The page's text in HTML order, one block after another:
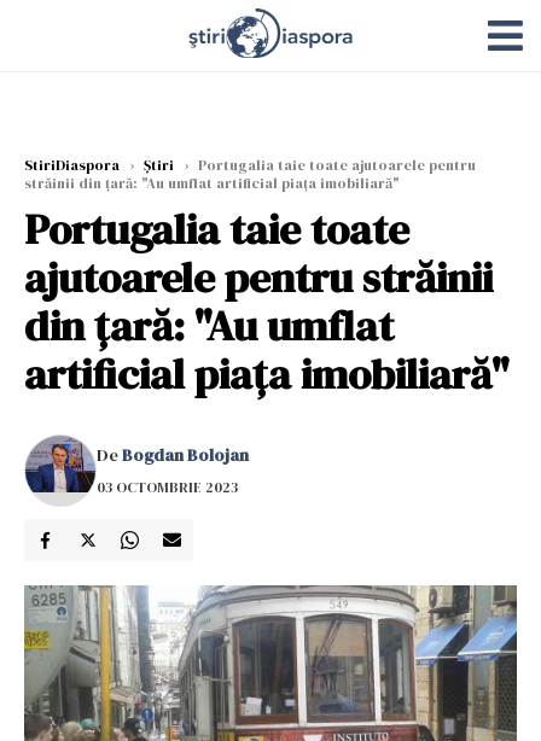
StiriDiaspora › Știri › Portugalia taie toate ajutoarele pentru
străinii din țară: "Au umflat artificial piața imobiliară"
Portugalia taie toate
ajutoarele pentru străinii
din țară: "Au umflat
artificial piața imobiliară"
DeBogdan Bolojan
03 OCTOMBRIE 2023